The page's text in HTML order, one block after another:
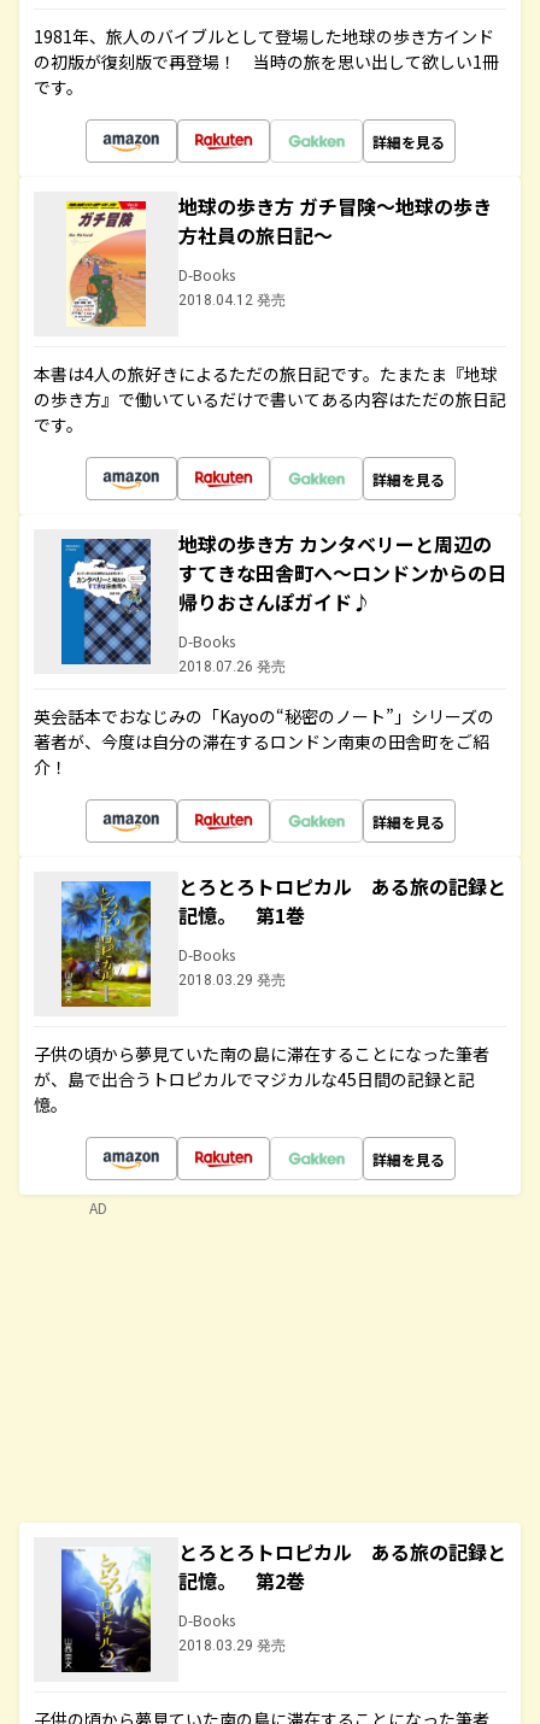
1981年、旅人のバイブルとして登場した地球の歩き方インド
の初版が復刻版で再登場！ 当時の旅を思い出して欲しい1冊
です。
詳細を見る
地球の歩き方 ガチ冒険～地球の歩き
方社員の旅日記～
D-Books
2018.04.12 発売
本書は4人の旅好きによるただの旅日記です。たまたま『地球
の歩き方』で働いているだけで書いてある内容はただの旅日記
です。
詳細を見る
地球の歩き方 カンタベリーと周辺の
すてきな田舎町へ～ロンドンからの日
帰りおさんぽガイド♪
D-Books
2018.07.26 発売
英会話本でおなじみの「Kayoの“秘密のノート”」シリーズの
著者が、今度は自分の滞在するロンドン南東の田舎町をご紹
介！
詳細を見る
とろとろトロピカル ある旅の記録と
記憶。 第1巻
D-Books
2018.03.29 発売
子供の頃から夢見ていた南の島に滞在することになった筆者
が、島で出合うトロピカルでマジカルな45日間の記録と記
憶。
詳細を見る
とろとろトロピカル ある旅の記録と
記憶。 第2巻
D-Books
2018.03.29 発売
子供の頃から夢見ていた南の島に滞在することになった筆者
AD